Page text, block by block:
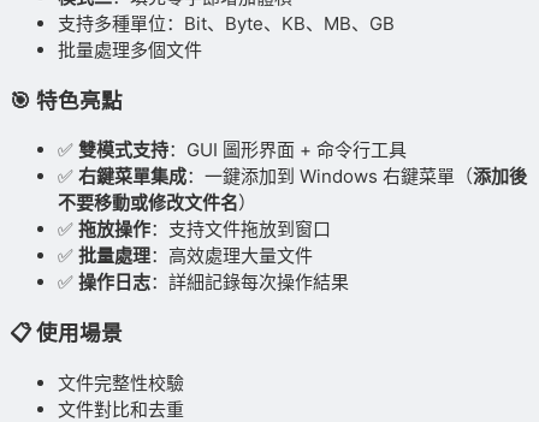
支持多種單位：Bit、Byte、KB、MB、GB
批量處理多個文件
🎯 特色亮點
✅ 雙模式支持：GUI 圖形界面 + 命令行工具
✅ 右鍵菜單集成：一鍵添加到 Windows 右鍵菜單（添加後
不要移動或修改文件名）
✅ 拖放操作：支持文件拖放到窗口
✅ 批量處理：高效處理大量文件
✅ 操作日志：詳細記錄每次操作結果
📋 使用場景
文件完整性校驗
文件對比和去重